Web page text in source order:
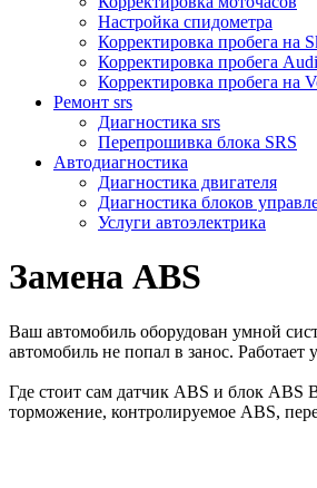
Настройка спидометра
Корректировка пробега на
Корректировка пробега
Корректировка пробега на
Ремонт srs
Диагностика srs
Перепрошивка блока SRS
Автодиагностика
Диагностика двигателя
Диагностика блоков
Услуги автоэлектрика
Замена ABS
Ваш автомобиль оборудован умной
автомобиль не попал в занос.
Где стоит сам датчик ABS и блок ABS
торможение, контролируемое ABS,